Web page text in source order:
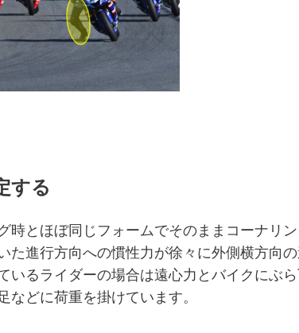
する
時とほぼ同じフォームでそのままコーナリン
た進行方向への慣性力が徐々に外側横方向
いるライダーの場合は遠心力とバイクにぶ
どに荷重を掛けています。